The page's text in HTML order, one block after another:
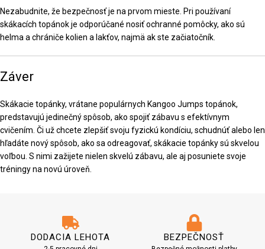
Nezabudnite, že bezpečnosť je na prvom mieste. Pri používaní
skákacích topánok je odporúčané nosiť ochranné pomôcky, ako sú
helma a chrániče kolien a lakťov, najmä ak ste začiatočník.
Záver
Skákacie topánky, vrátane populárnych Kangoo Jumps topánok,
predstavujú jedinečný spôsob, ako spojiť zábavu s efektívnym
cvičením. Či už chcete zlepšiť svoju fyzickú kondíciu, schudnúť alebo len
hľadáte nový spôsob, ako sa odreagovať, skákacie topánky sú skvelou
voľbou. S nimi zažijete nielen skvelú zábavu, ale aj posuniete svoje
tréningy na novú úroveň.
DODACIA LEHOTA BEZPEČNOSŤ